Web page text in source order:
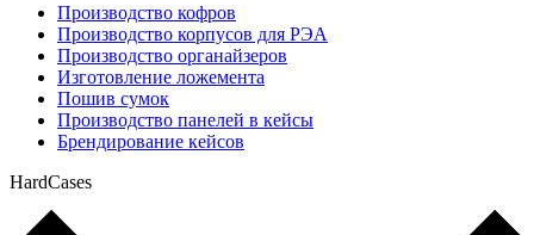
Производство кофров
Производство корпусов для РЭА
Производство органайзеров
Изготовление ложемента
Пошив сумок
Производство панелей в кейсы
Брендирование кейсов
HardCases